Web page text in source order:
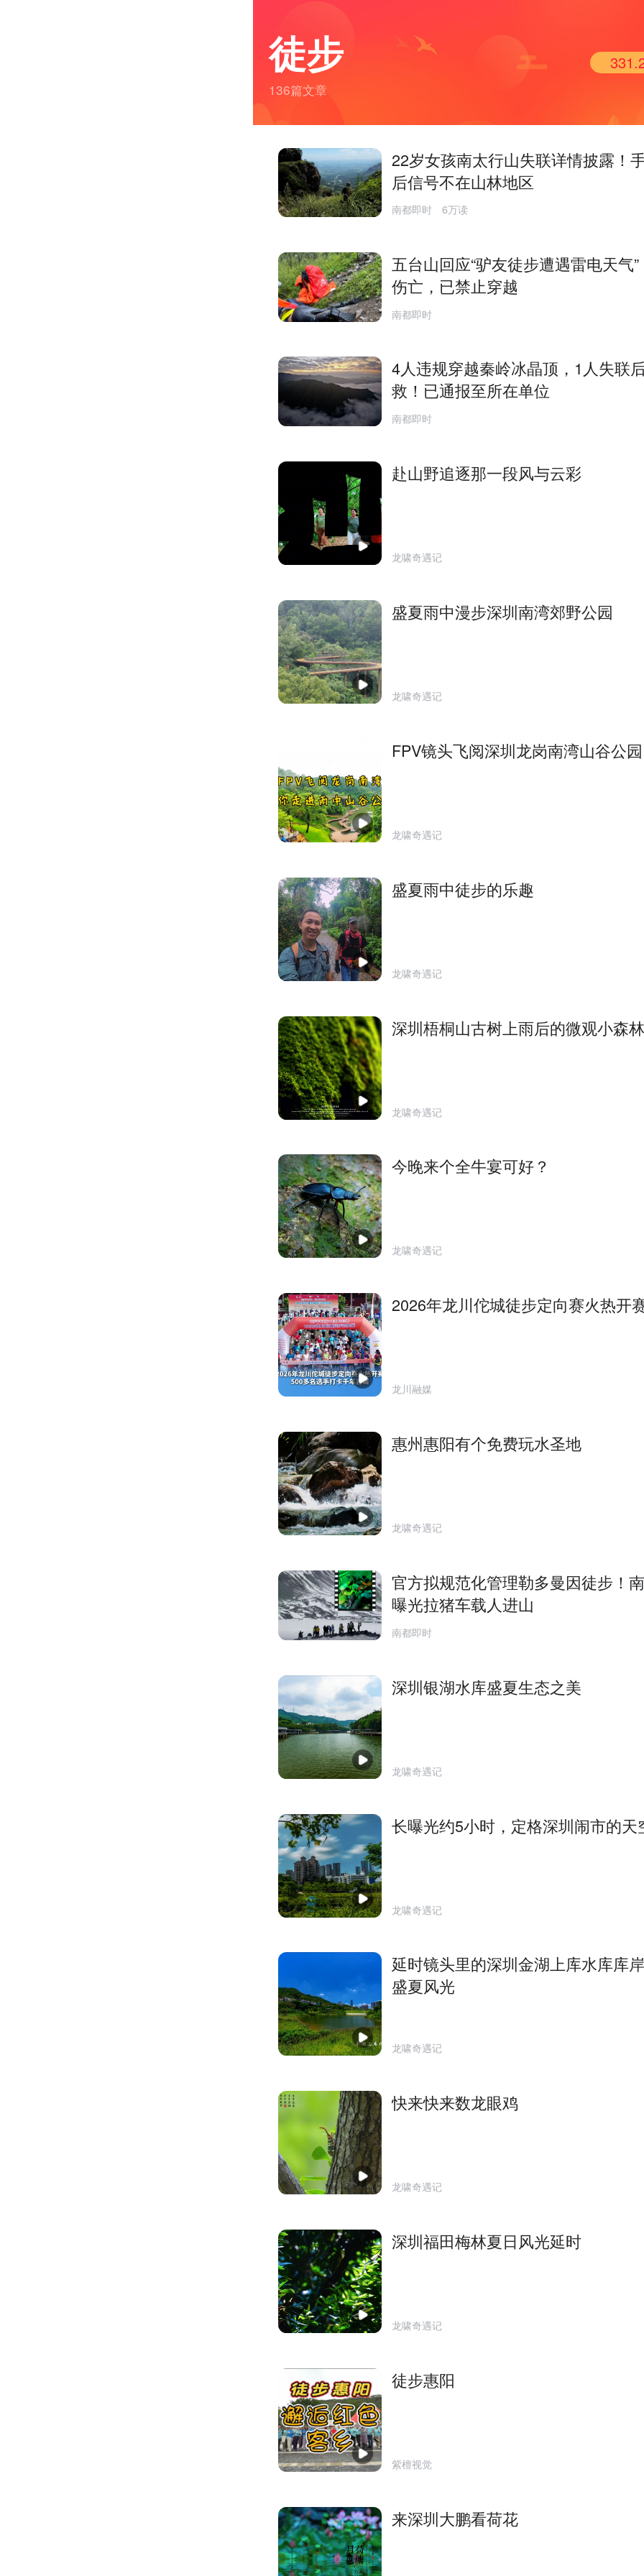
徒步
136篇文章
22岁女孩南太行山失联详情披露！
后信号不在山林地区
南都即时 6万读
五台山回应“驴友徒步遭遇雷电天气
伤亡，已禁止穿越
南都即时
4人违规穿越秦岭冰晶顶，1人失联
救！已通报至所在单位
南都即时
赴山野追逐那一段风与云彩
龙啸奇遇记
盛夏雨中漫步深圳南湾郊野公园
龙啸奇遇记
FPV镜头飞阅深圳龙岗南湾山谷公园
龙啸奇遇记
盛夏雨中徒步的乐趣
龙啸奇遇记
深圳梧桐山古树上雨后的微观小森林
龙啸奇遇记
今晚来个全牛宴可好？
龙啸奇遇记
2026年龙川佗城徒步定向赛火热开
龙川融媒
惠州惠阳有个免费玩水圣地
龙啸奇遇记
官方拟规范化管理勒多曼因徒步！
曝光拉猪车载人进山
南都即时
深圳银湖水库盛夏生态之美
龙啸奇遇记
长曝光约5小时，定格深圳闹市的天
龙啸奇遇记
延时镜头里的深圳金湖上库水库库
盛夏风光
龙啸奇遇记
快来快来数龙眼鸡
龙啸奇遇记
深圳福田梅林夏日风光延时
龙啸奇遇记
徒步惠阳
紫檀视觉
来深圳大鹏看荷花